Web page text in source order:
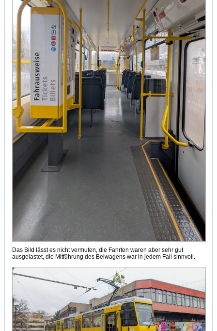
Das Bild lässt es nicht vermuten, die Fahrten waren aber sehr gut
ausgelastet, die Mitführung des Beiwagens war in jedem Fall sinnvoll.